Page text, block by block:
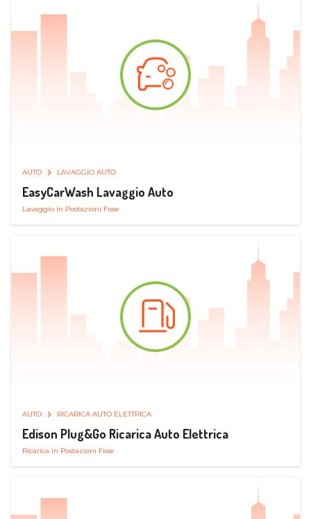
AUTO LAVAGGIO AUTO
EasyCarWash Lavaggio Auto
Lavaggio in Postazioni Fisse
AUTO RICARICA AUTO ELETTRICA
Edison Plug&Go Ricarica Auto Elettrica
Ricarica in Postazioni Fisse